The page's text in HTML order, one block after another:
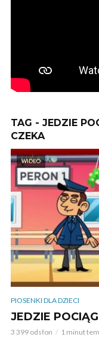
TAG - JEDZIE
CZEKA
WIDEO
PIOSENKI DLA DZIECI
JEDZIE
3 399 odsłon 1 minut